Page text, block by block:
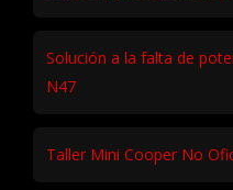
Solución a la falta de
N47
Taller Mini Cooper No